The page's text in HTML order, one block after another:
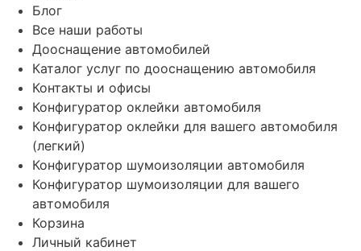
Блог
Все наши работы
Дооснащение автомобилей
Каталог услуг по дооснащению автомобиля
Контакты и офисы
Конфигуратор оклейки автомобиля
Конфигуратор оклейки для вашего автомобиля
(легкий)
Конфигуратор шумоизоляции автомобиля
Конфигуратор шумоизоляции для вашего
автомобиля
Корзина
Личный кабинет